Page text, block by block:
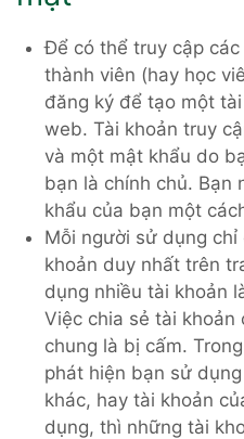
Để có thể truy cập
thành viên (hay học
đăng ký để tạo một
web. Tài khoản truy
và một mật khẩu do
bạn là chính chủ. Bạn
khẩu của bạn một
Mỗi người sử dụng
khoản duy nhất trên
dụng nhiều tài khoản
Việc chia sẻ tài khoản
chung là bị cấm.
phát hiện bạn sử
khác, hay tài khoản
dụng, thì những tài